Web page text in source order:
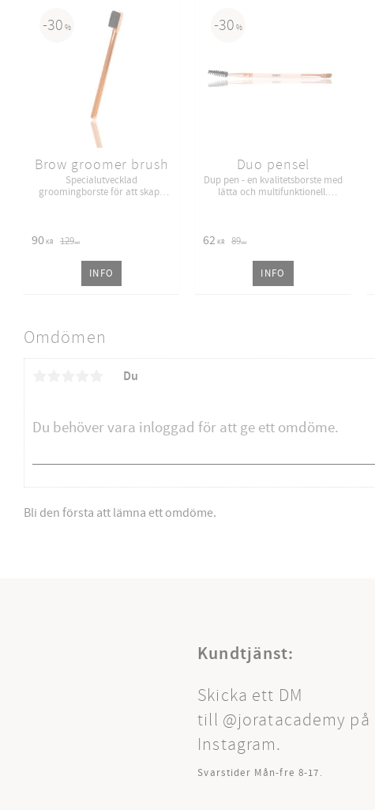
Omdömen
Du
Bli den första att lämna ett omdöme.
Brow groomer brush
Specialutvecklad
groomingborste för att skapa
90 KR 129KR
30 %
INFO
Duo pensel
Dup pen - en kvalitetsborste med
lätta och multifunktionell.
62 KR 89KR
30 %
INFO
Kundtjänst:
Skicka ett DM
till @joratacademy på
Instagram.
Svarstider Mån-fre 8-17.